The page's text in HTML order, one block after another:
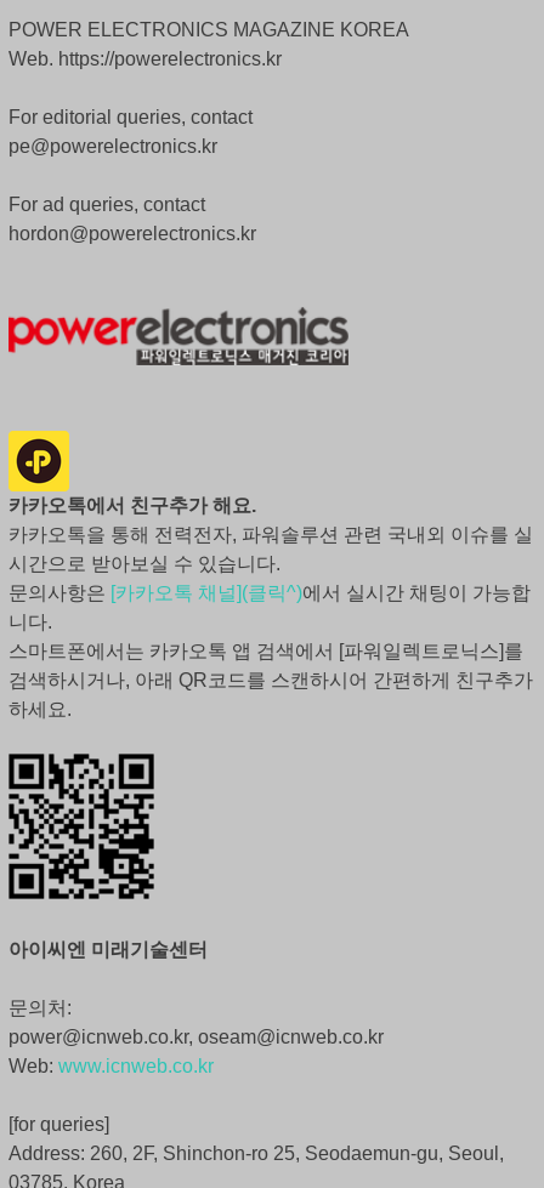
POWER ELECTRONICS MAGAZINE KOREA
Web. https://powerelectronics.kr
For editorial queries, contact
pe@powerelectronics.kr
For ad queries, contact
hordon@powerelectronics.kr
카카오톡에서 친구추가 해요.
카카오톡을 통해 전력전자, 파워솔루션 관련 국내외 이슈를 실
시간으로 받아보실 수 있습니다.
문의사항은 [카카오톡 채널](클릭^)에서 실시간 채팅이 가능합
니다.
스마트폰에서는 카카오톡 앱 검색에서 [파워일렉트로닉스]를
검색하시거나, 아래 QR코드를 스캔하시어 간편하게 친구추가
하세요.
아이씨엔 미래기술센터
문의처:
power@icnweb.co.kr, oseam@icnweb.co.kr
Web: www.icnweb.co.kr
[for queries]
Address: 260, 2F, Shinchon-ro 25, Seodaemun-gu, Seoul,
03785, Korea